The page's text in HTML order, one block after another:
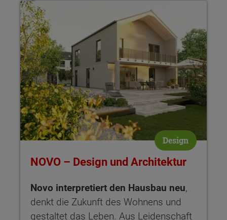
NOVO – Design und Architektur Novo interpretiert den
Design
NOVO – Design und Architektur
Novo interpretiert den Hausbau neu,
denkt die Zukunft des Wohnens und
gestaltet das Leben. Aus Leidenschaft